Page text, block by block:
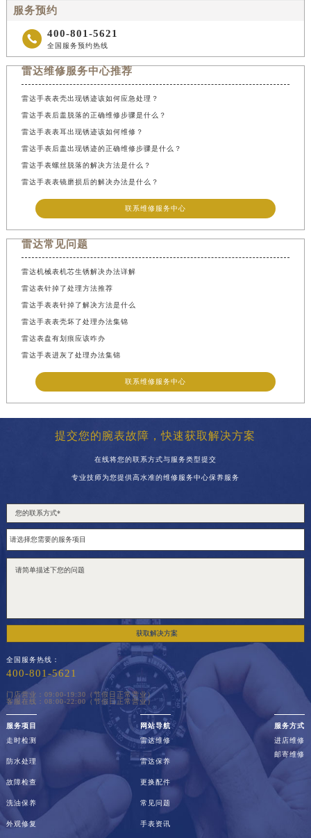
服务预约
 400-801-5621
全国服务预约热线
雷达维修服务中心推荐
雷达手表表壳出现锈迹该如何应急处理？
雷达手表后盖脱落的正确维修步骤是什么？
雷达手表表耳出现锈迹该如何维修？
雷达手表后盖出现锈迹的正确维修步骤是什么？
雷达手表螺丝脱落的解决方法是什么？
雷达手表表镜磨损后的解决办法是什么？
联系维修服务中心
雷达常见问题
雷达机械表机芯生锈解决办法详解
雷达表针掉了处理方法推荐
雷达手表表针掉了解决方法是什么
雷达手表表壳坏了处理办法集锦
雷达表盘有划痕应该咋办
雷达手表进灰了处理办法集锦
联系维修服务中心
提交您的腕表故障，快速获取解决方案
在线将您的联系方式与服务类型提交
专业技师为您提供高水准的维修服务中心保养服务
获取解决方案
全国服务热线：
400-801-5621
门店营业：09:00-19:30（节假日正常营业）
客服在线：08:00-22:00（节假日正常营业）
服务项目
走时检测
防水处理
故障检查
洗油保养
外观修复
网站导航
雷达维修
雷达保养
更换配件
常见问题
手表资讯
服务方式
进店维修
邮寄维修